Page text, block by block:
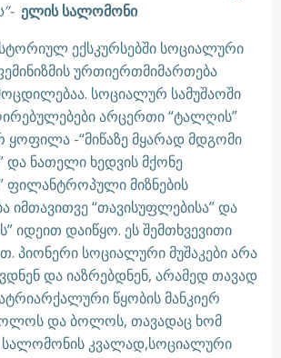
ელის სალომონი
ექსკურსებში სოციალური
ურთიერთმიმართება
სოციალურ სამუშაოში
არცერთი “ტალღის”
ყოფილა -“მიწაზე მყარად მდგომი
და ნათელი ხედვის მქონე
ფილანტროპული მიზნების
იმთავითვე “თავისუფლებისა” და
იდეით დაიწყო. ეს შემთხვევითი
პიონერი სოციალური მუშაკები არა
და იაზრებდნენ, არამედ თავად
წყობის მანკიერ
და ბოლოს, თავადაც ხომ
სალომონის კვალად,სოციალური